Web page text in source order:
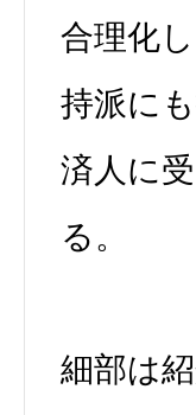
合理化
持派に
済人に
る。
細部は